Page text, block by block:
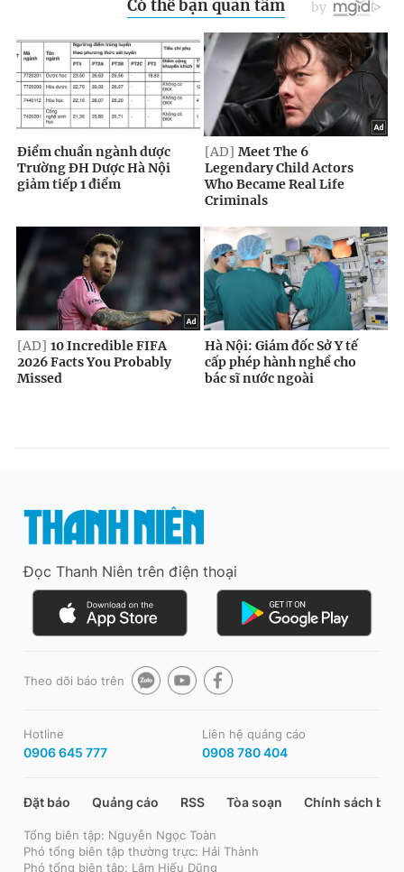
Đọc Thanh Niên trên điện thoại
Theo dõi báo trên
Hotline
0906 645 777
Liên hệ quảng cáo
0908 780 404
Đặt báo Quảng cáo RSS Tòa soạn Chính sách bảo
Tổng biên tập: Nguyễn Ngọc Toàn
Phó tổng biên tập thường trực: Hải Thành
Phó tổng biên tập: Lâm Hiếu Dũng